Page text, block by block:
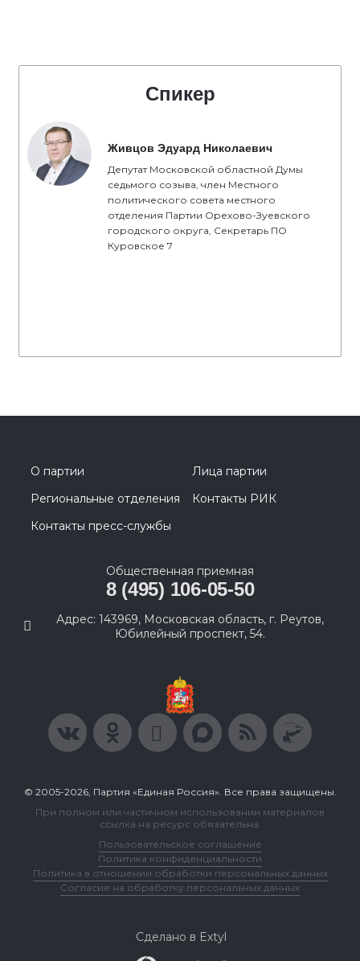
Спикер
Живцов Эдуард Николаевич
Депутат Московской областной Думы
седьмого созыва, член Местного
политического совета местного
отделения Партии Орехово-Зуевского
городского округа, Секретарь ПО
Куровское 7
О партии
Лица партии
Региональные отделения
Контакты РИК
Контакты пресс-службы
Общественная приемная
8 (495) 106-05-50
Адрес: 143969, Московская область, г. Реутов,
Юбилейный проспект, 54.
© 2005-2026, Партия «Единая Россия». Все права защищены.
При полном или частичном использовании материалов
ссылка на ресурс обязательна.
Пользовательское соглашение
Политика конфиденциальности
Политика в отношении обработки персональных данных
Согласие на обработку персональных данных
Сделано в Extyl